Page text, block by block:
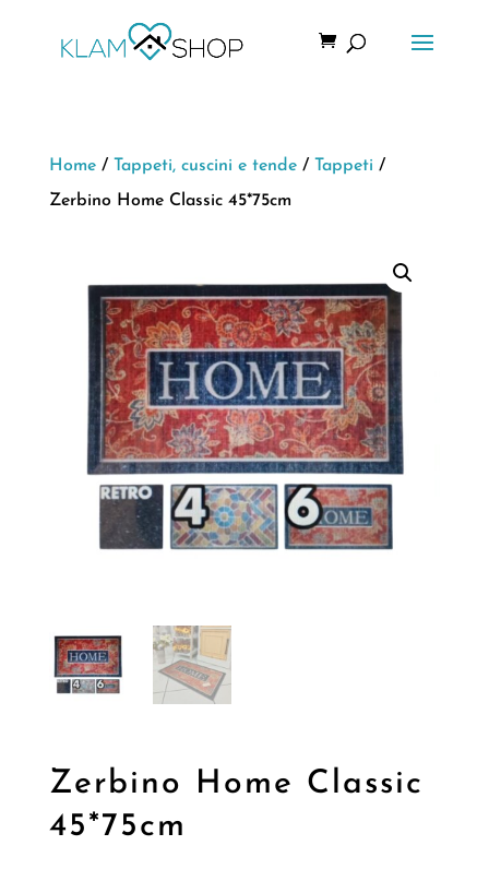
Home/ Tappeti, cuscini e tende/ Tappeti /
Zerbino Home Classic 45*75cm
Zerbino Home Classic
45*75cm